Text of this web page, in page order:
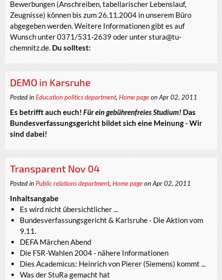
Bewerbungen (Anschreiben, tabellarischer Lebenslauf,
Zeugnisse) können bis zum 26.11.2004 in unserem Büro
abgegeben werden. Weitere Informationen gibt es auf
Wunsch unter 0371/531-2639 oder unter stura@tu-
chemnitz.de. Du solltest:
DEMO in Karsruhe
Posted inEducation politics department, Home pageon Apr 02, 2011
Es betrifft auch euch! Für ein gebührenfreies Studium! Das
Bundesverfassungsgericht bildet sich eine Meinung - Wir
sind dabei!
Transparent Nov 04
Posted in Public relations department, Home pageon Apr 02, 2011
Inhaltsangabe
Es wird nicht übersichtlicher ...
Bundesverfassungsgericht & Karlsruhe - Die Aktion vom
9.11.
DEFA Märchen Abend
Die FSR-Wahlen 2004 - nähere Informationen
Dies Academicus: Heinrich von Pierer (Siemens) kommt ...
Was der StuRa gemacht hat